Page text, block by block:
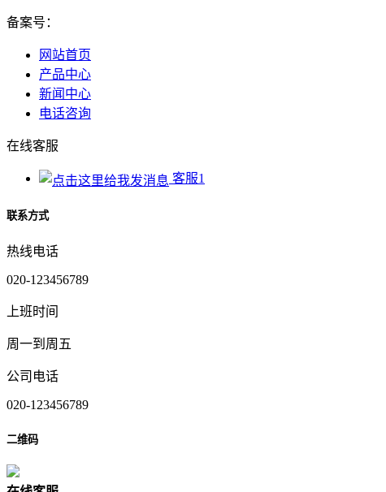
备案号：
网站首页
产品中心
新闻中心
电话咨询
在线客服
客服1
联系方式
热线电话
020-123456789
上班时间
周一到周五
公司电话
020-123456789
二维码